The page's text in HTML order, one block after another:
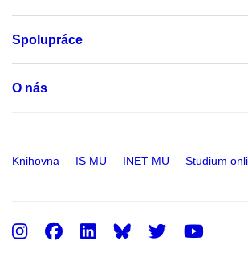
Spolupráce
O nás
Knihovna IS MU INET MU Studium
Instagram
Facebook
LinkedIn